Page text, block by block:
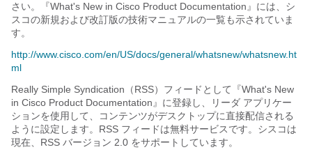
さい。『What's New in Cisco Product Documentation』には、シ
スコの新規および改訂版の技術マニュアルの一覧も示されていま
す。
http://www.cisco.com/en/US/docs/general/whatsnew/whatsnew.ht
ml
Really Simple Syndication（RSS）フィードとして『What's New
in Cisco Product Documentation』に登録し、リーダ アプリケー
ションを使用して、コンテンツがデスクトップに直接配信される
ように設定します。RSS フィードは無料サービスです。シスコは
現在、RSS バージョン 2.0 をサポートしています。